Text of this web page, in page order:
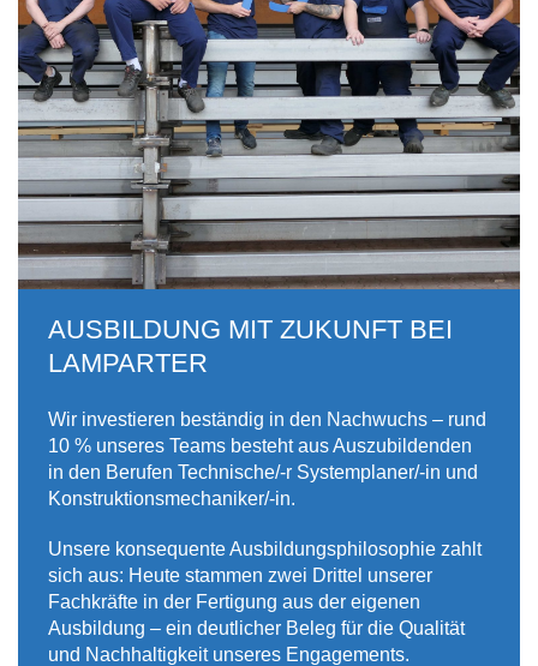
AUSBILDUNG MIT ZUKUNFT BEI
LAMPARTER
Wir investieren beständig in den Nachwuchs – rund
10 % unseres Teams besteht aus Auszubildenden
in den Berufen Technische/-r Systemplaner/-in und
Konstruktionsmechaniker/-in.
Unsere konsequente Ausbildungsphilosophie zahlt
sich aus: Heute stammen zwei Drittel unserer
Fachkräfte in der Fertigung aus der eigenen
Ausbildung – ein deutlicher Beleg für die Qualität
und Nachhaltigkeit unseres Engagements.